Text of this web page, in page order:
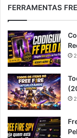
FERRAMENTAS